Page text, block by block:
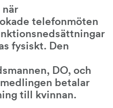
telefonmöten
fysiskt. Den
DO, och
betalar
till kvinnan.